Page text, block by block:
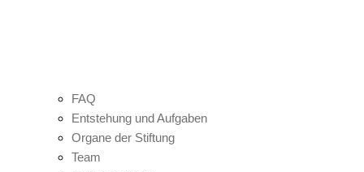
FAQ
Entstehung und Aufgaben
Organe der Stiftung
Team